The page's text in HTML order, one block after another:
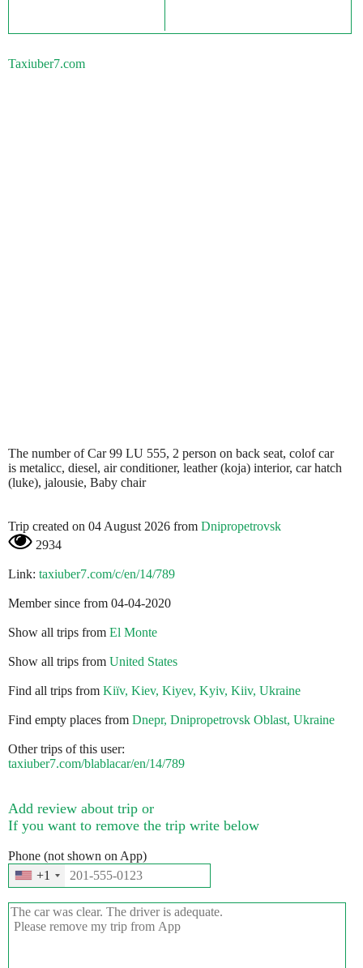
Taxiuber7.com
The number of Car 99 LU 555, 2 person on back seat, colof car
is metalicc, diesel, air conditioner, leather (koja) interior, car hatch
(luke), jalousie, Baby chair
Trip created on 04 August 2026 from Dnipropetrovsk
2934
Link: taxiuber7.com/c/en/14/789
Member since from 04-04-2020
Show all trips from El Monte
Show all trips from United States
Find all trips from Kiїv, Kiev, Kiyev, Kyiv, Kiiv, Ukraine
Find empty places from Dnepr, Dnipropetrovsk Oblast, Ukraine
Other trips of this user:
taxiuber7.com/blablacar/en/14/789
Add review about trip or
If you want to remove the trip write below
Phone (not shown on App)
+1